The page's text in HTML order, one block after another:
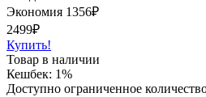
Экономия 1356₽
2499₽
Купить!
Товар в наличии
Кешбек: 1%
Доступно ограниченное